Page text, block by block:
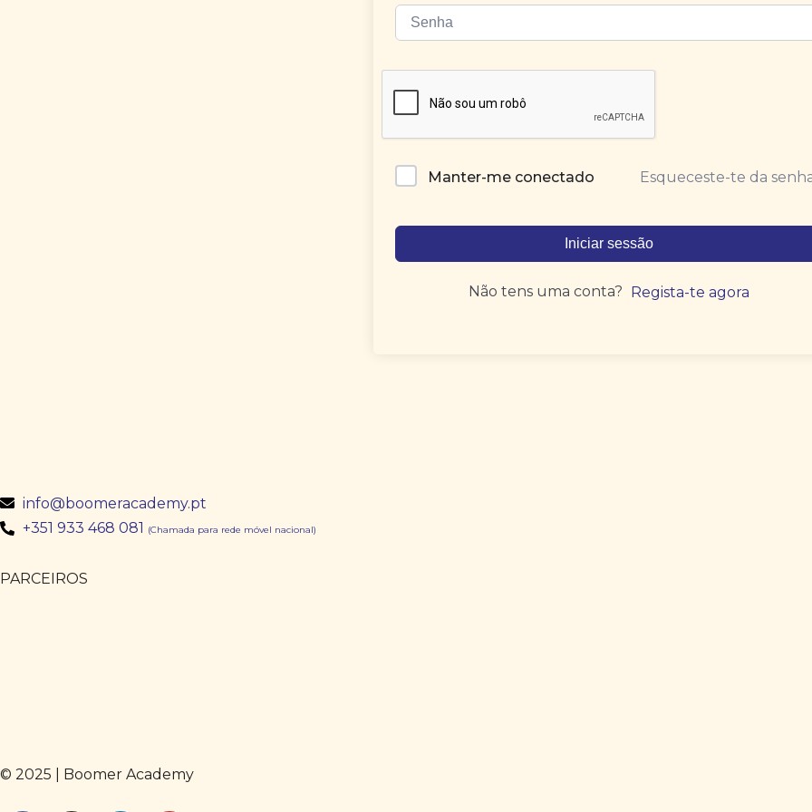
Manter-me conectado Esqueceste-te da
Iniciar sessão
Não tens uma conta? Regista-te agora
info@boomeracademy.pt
+351 933 468 081 (Chamada para rede móvel nacional)
PARCEIROS
© 2025 | Boomer Academy